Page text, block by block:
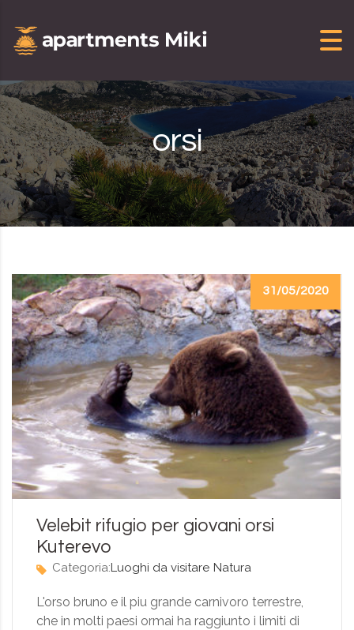
orsi
31/05/2020
Velebit rifugio per giovani orsi
Kuterevo
Categoria:Luoghi da visitare Natura
L'orso bruno e il piu grande carnivoro terrestre,
che in molti paesi ormai ha raggiunto i limiti di